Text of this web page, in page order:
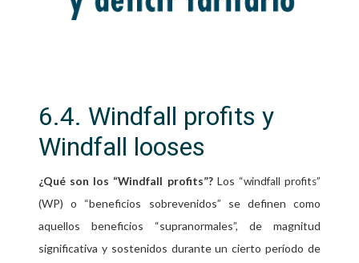
6.4. Windfall profits y
Windfall looses
¿Qué son los “Windfall profits”? Los “windfall profits”
(WP) o “beneficios sobrevenidos” se definen como
aquellos beneficios “supranormales”, de magnitud
significativa y sostenidos durante un cierto período de